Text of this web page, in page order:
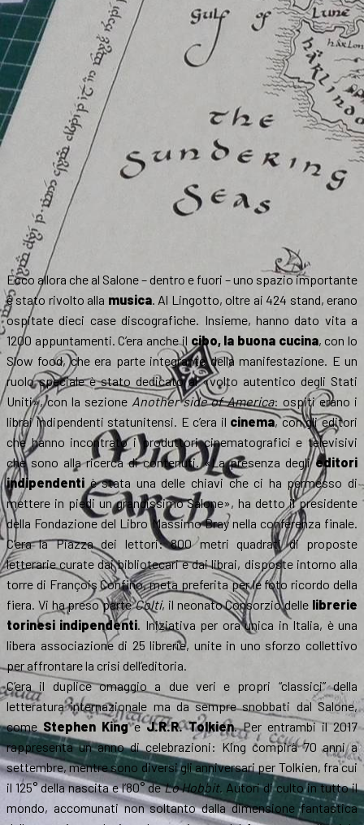
Ecco allora che al Salone – dentro e fuori – uno spazio importante
è stato rivolto alla musica. Al Lingotto, oltre ai 424 stand, erano
ospitate dieci case discografiche. Insieme, hanno dato vita a
1200 appuntamenti. C’era anche il cibo, la buona cucina, con lo
Slow food, che era parte integrante della manifestazione. E un
ruolo speciale è stato dedicato al «volto autentico degli Stati
Uniti», con la sezione Another side of America: ospiti erano i
librai indipendenti statunitensi. E c’era il cinema, con gli editori
che hanno incontrato i produttori cinematografici e televisivi
che sono alla ricerca di contenuti. «La presenza deglieditori
indipendenti è stata una delle chiavi che ci ha permesso di
mettere in piedi un grandissimo Salone», ha detto il presidente
della Fondazione del Libro Massimo Bray nella conferenza finale.
C’era la Piazza dei lettori: 800 metri quadrati di proposte
letterarie curate dai bibliotecari e dai librai, disposte intorno alla
torre di François Confino, meta preferita per le foto ricordo della
fiera. Vi ha preso parteColti, il neonato Consorzio delle librerie
torinesi indipendenti . Iniziativa per ora unica in Italia, è una
libera associazione di 25 librerie, unite in uno sforzo collettivo
per affrontare la crisi dell’editoria.
C’era il duplice omaggio a due veri e propri “classici” della
letteratura internazionale ma da sempre snobbati dal Salone,
come Stephen KingeJ.R.R. Tolkien. Per entrambi il 2017
rappresenta un anno di celebrazioni: King compirà 70 anni a
settembre, mentre sono diversi gli anniversari per Tolkien, fra cui
il 125° della nascita e l’80° deLo Hobbit. Autori di culto in tutto il
mondo, accomunati non soltanto dalla dimensione fantastica